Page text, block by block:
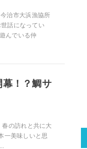
治市大浜漁協所
話になってい
んでいる仲
幕！？鯛サ
の訪れと共に大
一美味しいと思